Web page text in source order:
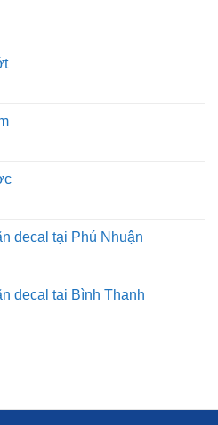
decal tại Phú Nhuận
decal tại Bình Thạnh